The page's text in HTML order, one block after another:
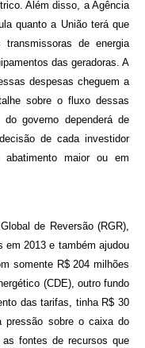
Além disso, a Agência
quanto a União terá que
de energia
das geradoras. A
despesas cheguem a
sobre o fluxo dessas
governo dependerá de
de cada investidor
maior ou em
de Reversão (RGR),
em 2013 e também ajudou
somente R$ 204 milhões
(CDE), outro fundo
das tarifas, tinha R$ 30
pressão sobre o caixa do
fontes de recursos que